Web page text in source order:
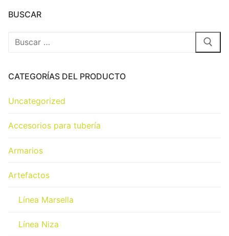
BUSCAR
CATEGORÍAS DEL PRODUCTO
Uncategorized
Accesorios para tubería
Armarios
Artefactos
Línea Marsella
Línea Niza